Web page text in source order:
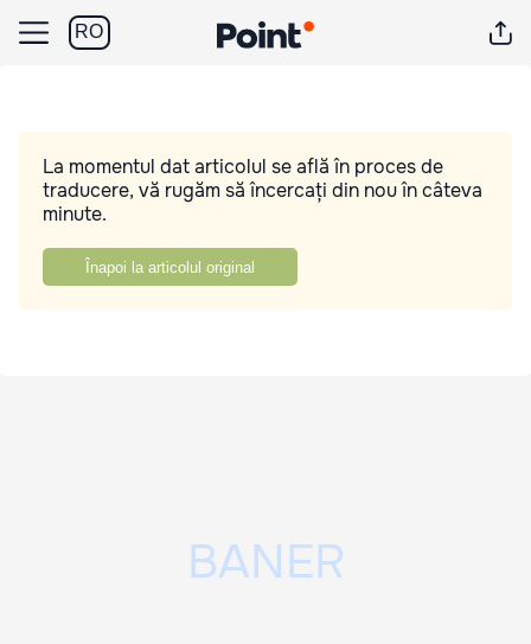
RO
La momentul dat articolul se află în proces de
traducere, vă rugăm să încercați din nou în câteva
minute.
Înapoi la articolul original